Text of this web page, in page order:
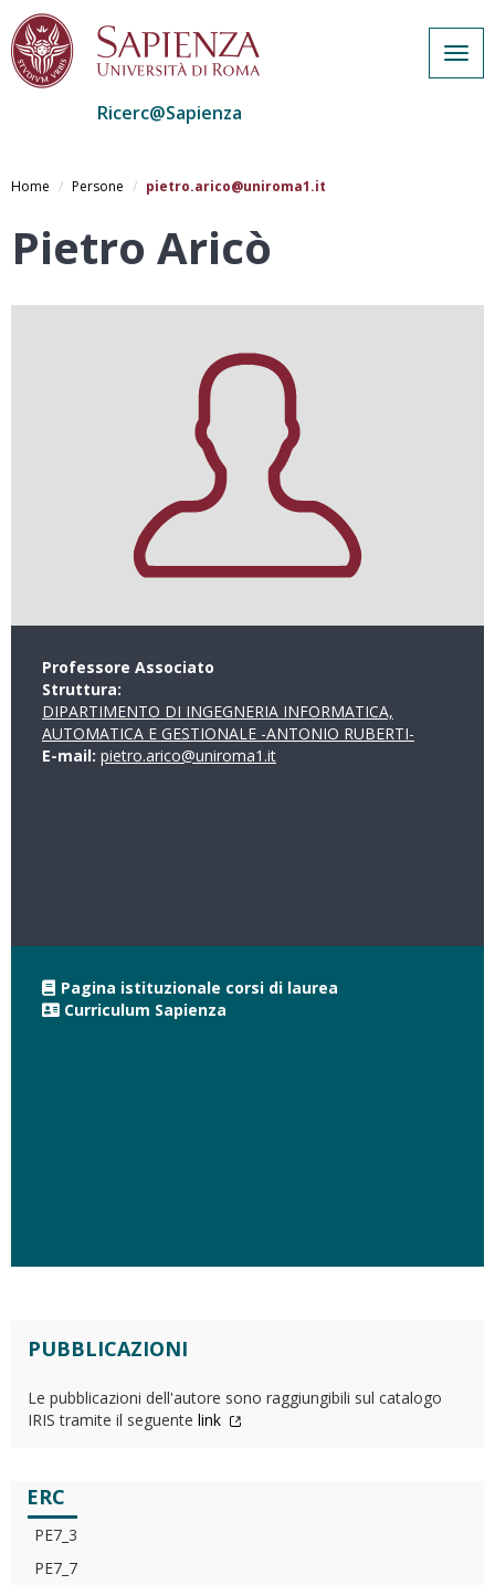
al
principale
Ricerc@Sapienza
Home Persone pietro.arico@uniroma1.it
Pietro Aricò
Professore Associato
Struttura:
DIPARTIMENTO DI INGEGNERIA INFORMATICA,
AUTOMATICA E GESTIONALE -ANTONIO RUBERTI-
E-mail: pietro.arico@uniroma1.it
Pagina istituzionale corsi di laurea
Curriculum Sapienza
PUBBLICAZIONI
Le pubblicazioni dell'autore sono raggiungibili sul catalogo
IRIS tramite il seguente link
ERC
PE7_3
PE7_7